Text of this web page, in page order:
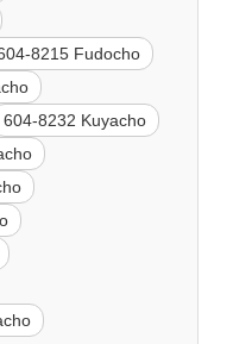
8215 Fudocho
604-8232 Kuyacho